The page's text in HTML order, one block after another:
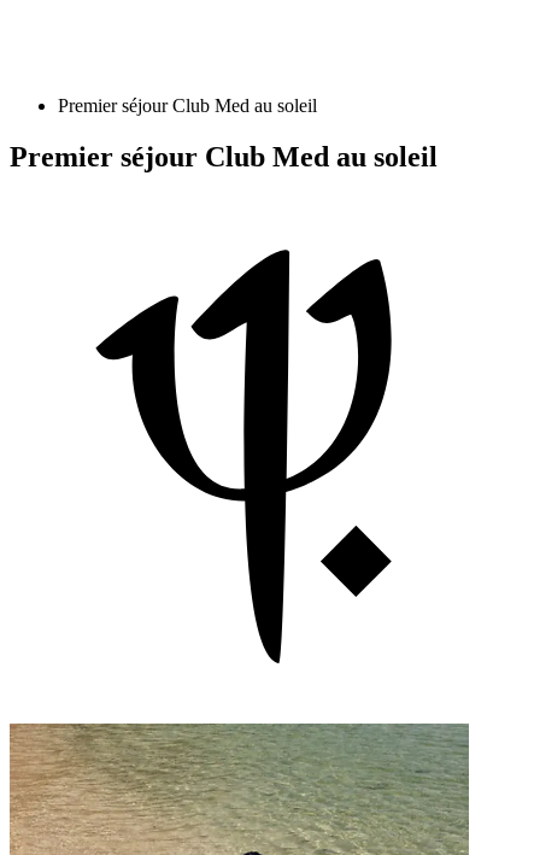
Premier séjour Club Med au soleil
Premier séjour Club Med au soleil